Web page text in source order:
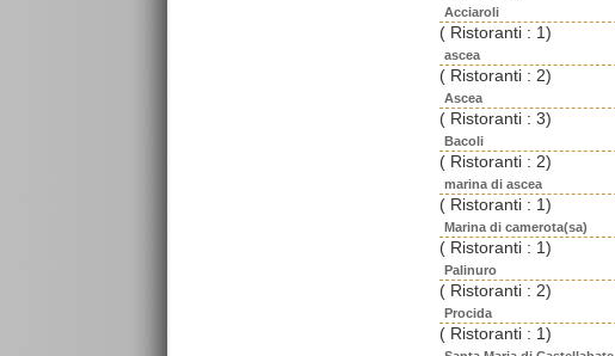
Acciaroli
( Ristoranti : 1)
ascea
( Ristoranti : 2)
Ascea
( Ristoranti : 3)
Bacoli
( Ristoranti : 2)
marina di ascea
( Ristoranti : 1)
Marina di camerota(sa)
( Ristoranti : 1)
Palinuro
( Ristoranti : 2)
Procida
( Ristoranti : 1)